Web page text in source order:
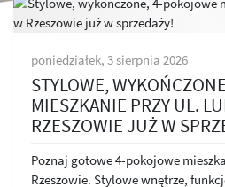
poniedziałek, 3 sierpnia 2026
STYLOWE,
MIESZKANIE PRZY UL.
RZESZOWIE JUŻ W
Poznaj gotowe 4-pokojowe
Rzeszowie. Stylowe wnętrze,